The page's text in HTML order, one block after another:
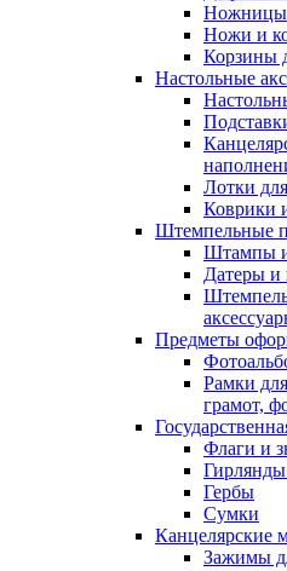
Ножницы
Ножи и
Корзины
Настольные
Лотки
Коврики
Штемпельные
Штампы
Датеры и
Предметы
Рамки
грамот,
Флаги и
Гирлянды
Гербы
Сумки
Канцелярские
Зажимы